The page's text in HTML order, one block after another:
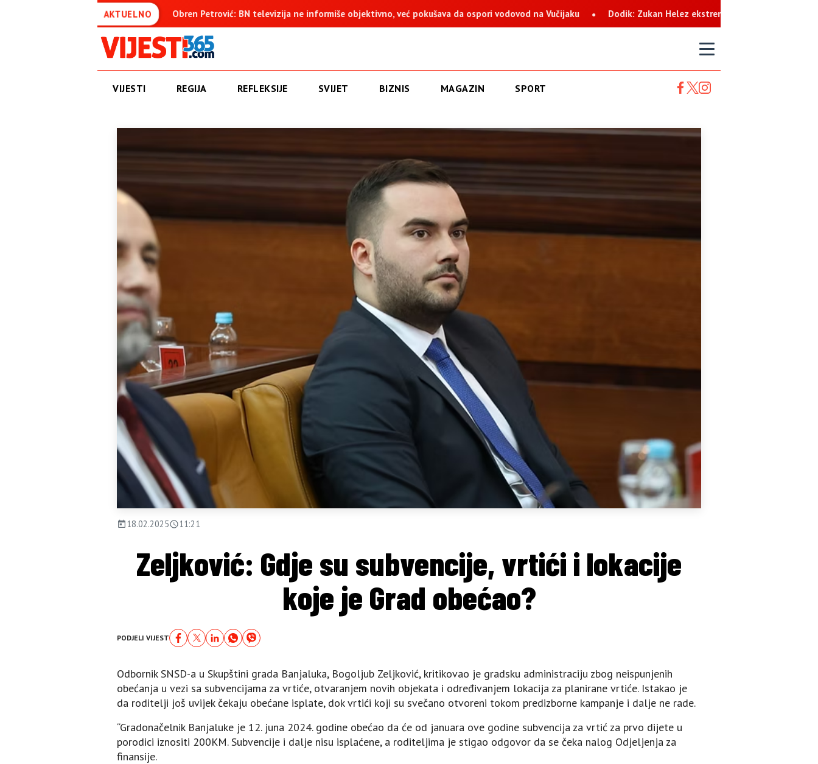
AKTUELNO
Obren Petrović: BN televizija ne informiše objektivno, već pokušava da ospori vodovod na Vučijaku Dodik: Zukan Helez ekstremista koji svaku priliku koristi za netrpeljivost
VIJESTI REGIJA REFLEKSIJE SVIJET BIZNIS MAGAZIN SPORT
18.02.2025 11:21
Zeljković: Gdje su subvencije, vrtići i lokacije
koje je Grad obećao?
PODJELI VIJEST
Odbornik SNSD-a u Skupštini grada Banjaluka, Bogoljub Zeljković, kritikovao je gradsku administraciju zbog neispunjenih
obećanja u vezi sa subvencijama za vrtiće, otvaranjem novih objekata i određivanjem lokacija za planirane vrtiće. Istakao je
da roditelji još uvijek čekaju obećane isplate, dok vrtići koji su svečano otvoreni tokom predizborne kampanje i dalje ne rade.
“Gradonačelnik Banjaluke je 12. juna 2024. godine obećao da će od januara ove godine subvencija za vrtić za prvo dijete u
porodici iznositi 200KM. Subvencije i dalje nisu isplaćene, a roditeljima je stigao odgovor da se čeka nalog Od‌jeljenja za
finansije.